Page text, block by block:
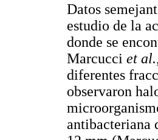
Datos
estudio de la
donde se
Marcucci et al.
diferentes
observaron
antibacteriana